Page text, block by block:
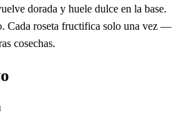
dorada y huele dulce en la base.
Cada roseta fructifica solo una vez —
cosechas.